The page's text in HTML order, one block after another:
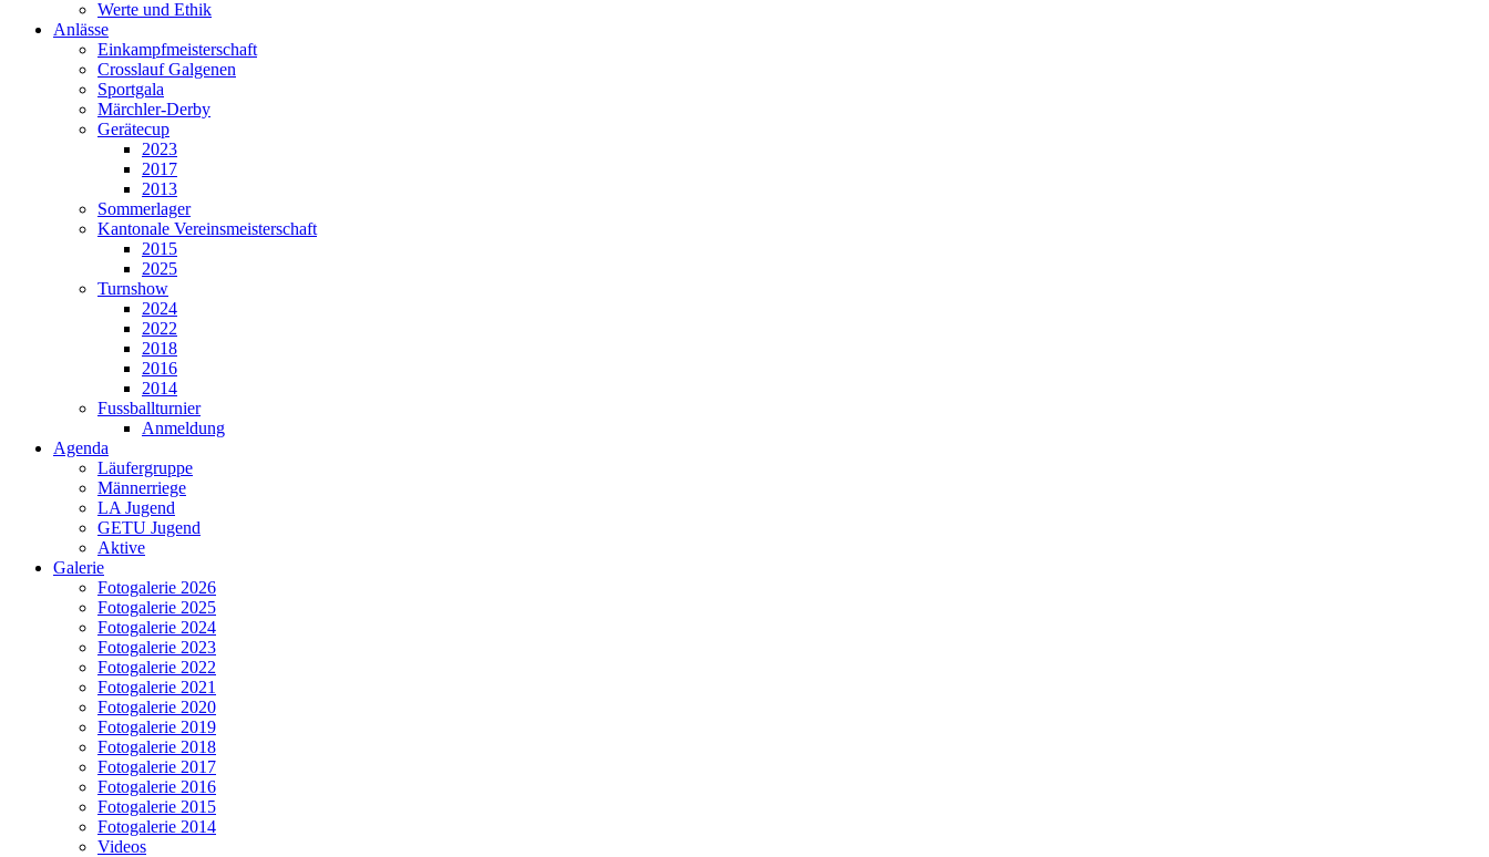
Werte und Ethik
Anlässe
Einkampfmeisterschaft
Crosslauf Galgenen
Sportgala
Märchler-Derby
Gerätecup
2023
2017
2013
Sommerlager
Kantonale Vereinsmeisterschaft
2015
2025
Turnshow
2024
2022
2018
2016
2014
Fussballturnier
Anmeldung
Agenda
Läufergruppe
Männerriege
LA Jugend
GETU Jugend
Aktive
Galerie
Fotogalerie 2026
Fotogalerie 2025
Fotogalerie 2024
Fotogalerie 2023
Fotogalerie 2022
Fotogalerie 2021
Fotogalerie 2020
Fotogalerie 2019
Fotogalerie 2018
Fotogalerie 2017
Fotogalerie 2016
Fotogalerie 2015
Fotogalerie 2014
Videos